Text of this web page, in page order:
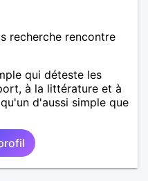
recherche rencontre
qui déteste les
à la littérature et à
d'aussi simple que